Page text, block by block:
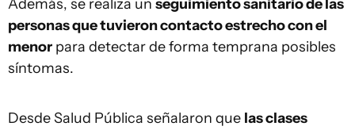
Además, se realiza un seguimiento sanitario de las
personas que tuvieron contacto estrecho con el
menor para detectar de forma temprana posibles
síntomas.
Desde Salud Pública señalaron que las clases